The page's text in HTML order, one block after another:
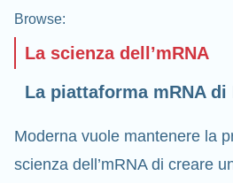
Browse:
La scienza dell’mRNA
La piattaforma mRNA di
Moderna vuole mantenere la
scienza dell’mRNA di creare